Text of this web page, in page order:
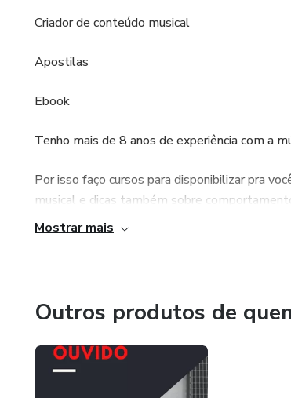
Criador de conteúdo musical
Apostilas
Ebook
Tenho mais de 8 anos de experiência com a
Por isso faço cursos para disponibilizar pra
musical e dicas também sobre
Meu intuito principal é ajudar as pessoas que
Deus abençoe e bons estudos.
Mostrar mais
Outros produtos de